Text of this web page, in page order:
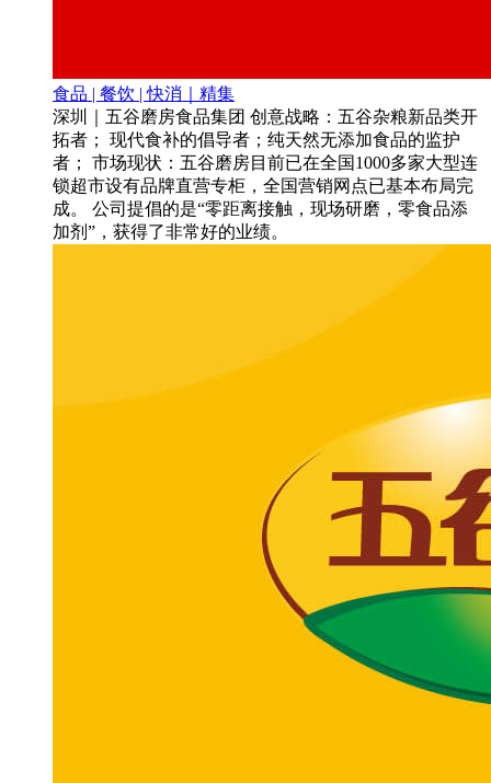
食品 | 餐饮 | 快消｜精集
深圳｜五谷磨房食品集团 创意战略：五谷杂粮新品类开
拓者； 现代食补的倡导者；纯天然无添加食品的监护
者； 市场现状：五谷磨房目前已在全国1000多家大型连
锁超市设有品牌直营专柜，全国营销网点已基本布局完
成。 公司提倡的是“零距离接触，现场研磨，零食品添
加剂”，获得了非常好的业绩。